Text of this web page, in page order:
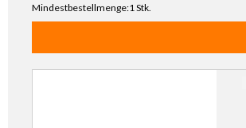
Mindestbestellmenge:1 Stk.